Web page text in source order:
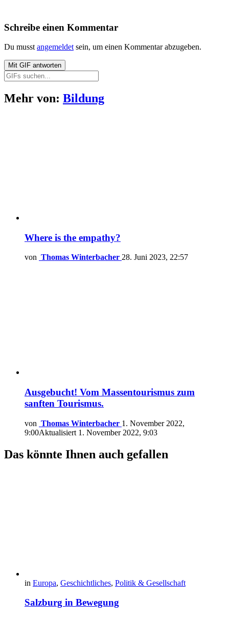
Schreibe einen Kommentar
Du musst angemeldet sein, um einen Kommentar abzugeben.
Mit GIF antworten
Mehr von: Bildung
Where is the empathy?
von Thomas Winterbacher 28. Juni 2023, 22:57
Ausgebucht! Vom Massentourismus zum
sanften Tourismus.
von Thomas Winterbacher 1. November 2022,
9:00Aktualisiert 1. November 2022, 9:03
Das könnte Ihnen auch gefallen
in Europa, Geschichtliches, Politik & Gesellschaft
Salzburg in Bewegung